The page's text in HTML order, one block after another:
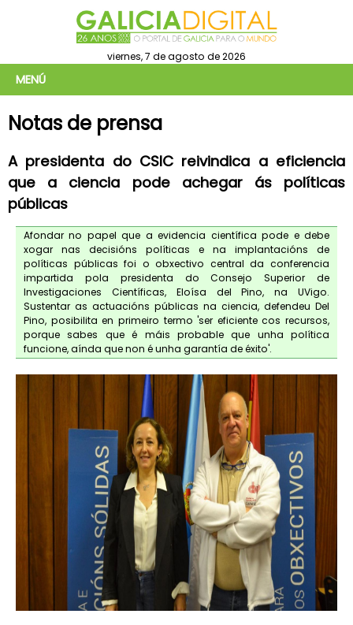
viernes, 7 de agosto de 2026
MENÚ
Notas de prensa
A presidenta do CSIC reivindica a eficiencia
que a ciencia pode achegar ás políticas
públicas
Afondar no papel que a evidencia científica pode e debe
xogar nas decisións políticas e na implantacións de
políticas públicas foi o obxectivo central da conferencia
impartida pola presidenta do Consejo Superior de
Investigaciones Científicas, Eloísa del Pino, na UVigo.
Sustentar as actuacións públicas na ciencia, defendeu Del
Pino, posibilita en primeiro termo 'ser eficiente cos recursos,
porque sabes que é máis probable que unha política
funcione, aínda que non é unha garantía de éxito'.